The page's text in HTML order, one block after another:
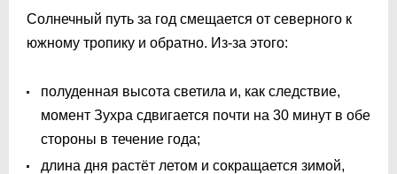
Солнечный путь за год смещается от северного к
южному тропику и обратно. Из-за этого:
полуденная высота светила и, как следствие,
момент Зухра сдвигается почти на 30 минут в обе
стороны в течение года;
длина дня растёт летом и сокращается зимой,